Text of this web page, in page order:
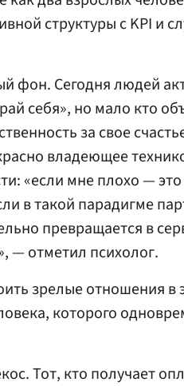
структуры с KPI и
фон. Сегодня людей
себя», но мало кто
за свое
владеющее
«если мне плохо —
в такой парадигме
превращается в
— отметил психолог.
зрелые отношения в
которого
Тот, кто получает